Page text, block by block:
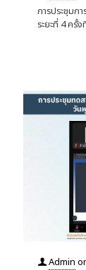
การประชุมก
ระยะที่ 4 ครั้
Admin